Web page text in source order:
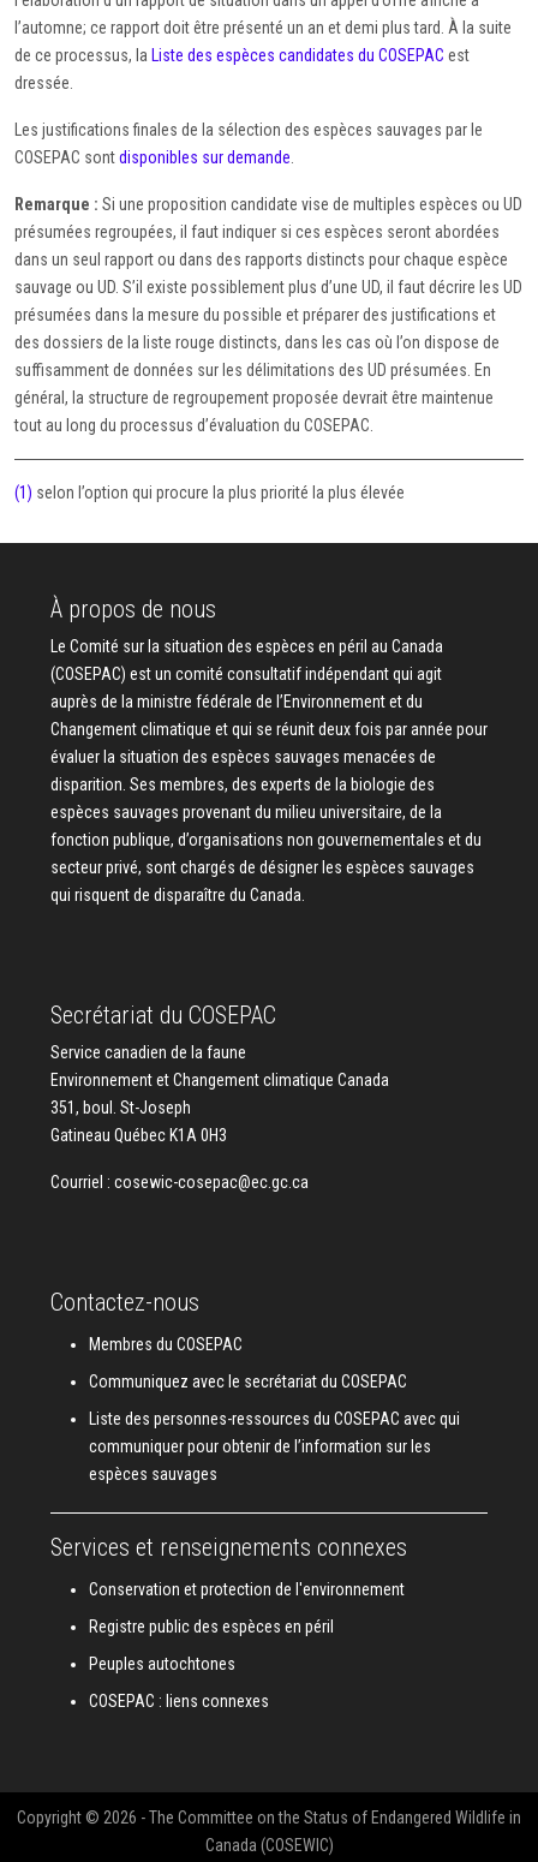
l’automne; ce rapport doit être présenté un an et demi plus tard. À la suite
de ce processus, la Liste des espèces candidates du COSEPAC est
dressée.
Les justifications finales de la sélection des espèces sauvages par le
COSEPAC sontdisponibles sur demande.
Remarque : Si une proposition candidate vise de multiples espèces ou UD
présumées regroupées, il faut indiquer si ces espèces seront abordées
dans un seul rapport ou dans des rapports distincts pour chaque espèce
sauvage ou UD. S’il existe possiblement plus d’une UD, il faut décrire les UD
présumées dans la mesure du possible et préparer des justifications et
des dossiers de la liste rouge distincts, dans les cas où l’on dispose de
suffisamment de données sur les délimitations des UD présumées. En
général, la structure de regroupement proposée devrait être maintenue
tout au long du processus d’évaluation du COSEPAC.
(1) selon l’option qui procure la plus priorité la plus élevée
À propos de nous
Le Comité sur la situation des espèces en péril au Canada
(COSEPAC) est un comité consultatif indépendant qui agit
auprès de la ministre fédérale de l’Environnement et du
Changement climatique et qui se réunit deux fois par année pour
évaluer la situation des espèces sauvages menacées de
disparition. Ses membres, des experts de la biologie des
espèces sauvages provenant du milieu universitaire, de la
fonction publique, d’organisations non gouvernementales et du
secteur privé, sont chargés de désigner les espèces sauvages
qui risquent de disparaître du Canada.
Secrétariat du COSEPAC
Service canadien de la faune
Environnement et Changement climatique Canada
351, boul. St-Joseph
Gatineau Québec K1A 0H3
Courriel : cosewic-cosepac@ec.gc.ca
Contactez-nous
Membres du COSEPAC
Communiquez avec le secrétariat du COSEPAC
Liste des personnes-ressources du COSEPAC avec qui
communiquer pour obtenir de l’information sur les
espèces sauvages
Services et renseignements connexes
Conservation et protection de l'environnement
Registre public des espèces en péril
Peuples autochtones
COSEPAC : liens connexes
Copyright © 2026 - The Committee on the Status of Endangered Wildlife in
Canada (COSEWIC)